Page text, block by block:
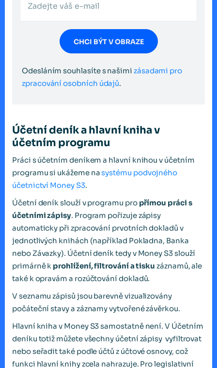
CHCI BÝT V OBRAZE
Odesláním souhlasíte s našimi zásadami pro
zpracování osobních údajů.
Účetní deník a hlavní kniha v
účetním programu
Práci s účetním deníkem a hlavní knihou v účetním
programu si ukážeme nasystému podvojného
účetnictví Money S3.
Účetní deník slouží v programu propřímou práci s
účetními zápisy. Program pořizuje zápisy
automaticky při zpracování prvotních dokladů v
jednotlivých knihách (například Pokladna, Banka
nebo Závazky). Účetní deník tedy v Money S3 slouží
primárně k prohlížení, filtrování a tisku záznamů, ale
také k opravám a rozúčtování dokladů.
V seznamu zápisů jsou barevně vizualizovány
počáteční stavy a záznamy vytvořené závěrkou.
Hlavní kniha v Money S3 samostatně není. V Účetním
deníku totiž můžete všechny účetní zápisy vyfiltrovat
nebo seřadit také podle účtů z účtové osnovy, což
funkci hlavní knihy zcela nahrazuje. Pro legislativní